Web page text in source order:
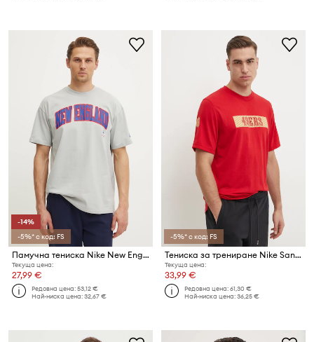
-14%
-5%* с код: FS
Памучна тениска Nike New England Patriots
Текуща цена:
27,99 €
Редовна цена:53,12 €
Най-ниска цена:32,67 €
-5%* с код: FS
Тениска за трениране Nike San Francisco 49ers
Текуща цена:
33,99 €
Редовна цена:61,30 €
Най-ниска цена:36,25 €